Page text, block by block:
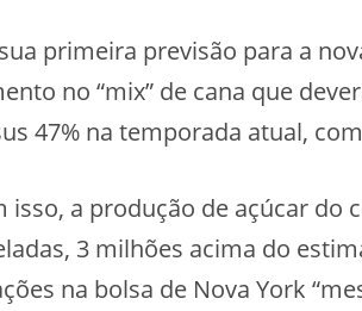
primeira previsão para a
no “mix” de cana que
47% na temporada atual,
isso, a produção de açúcar do
3 milhões acima do
na bolsa de Nova York